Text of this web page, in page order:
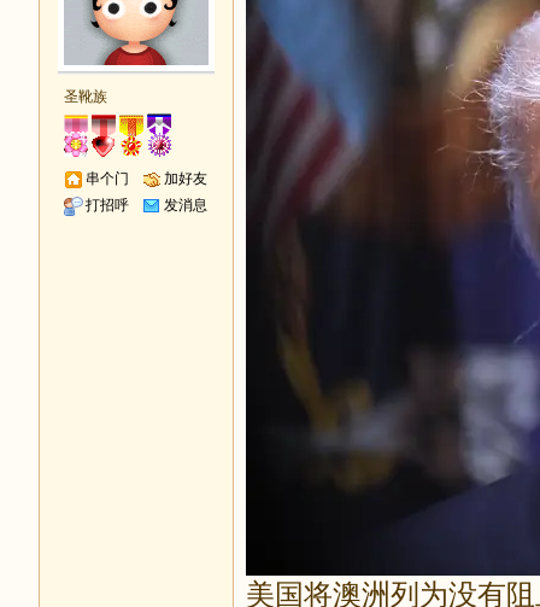
圣靴族
串个门
加好友
打招呼
发消息
美国将澳洲列为没有